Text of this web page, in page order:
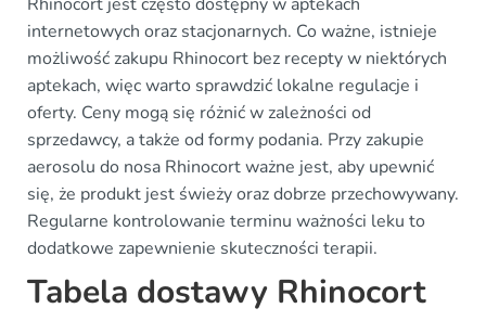
internetowych oraz stacjonarnych. Co ważne, istnieje
możliwość zakupu Rhinocort bez recepty w niektórych
aptekach, więc warto sprawdzić lokalne regulacje i
oferty. Ceny mogą się różnić w zależności od
sprzedawcy, a także od formy podania. Przy zakupie
aerosolu do nosa Rhinocort ważne jest, aby upewnić
się, że produkt jest świeży oraz dobrze przechowywany.
Regularne kontrolowanie terminu ważności leku to
dodatkowe zapewnienie skuteczności terapii.
Tabela dostawy Rhinocort